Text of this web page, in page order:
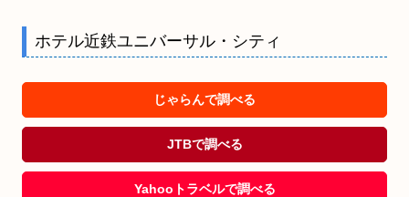
ホテル近鉄ユニバーサル・シティ
じゃらんで調べる
JTBで調べる
Yahooトラベルで調べる